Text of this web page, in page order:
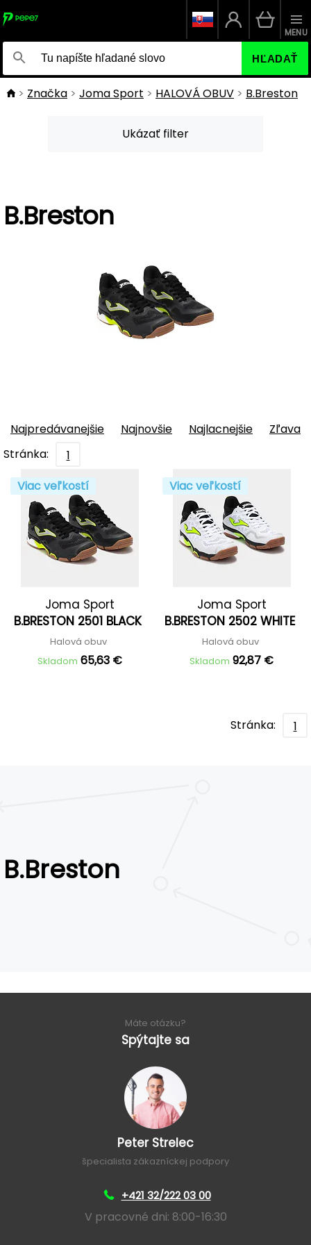
HĽADAŤ
MENU
Značka Joma Sport HALOVÁ OBUV B.Breston
Ukázať filter
B.Breston
Najpredávanejšie Najnovšie Najlacnejšie
Zľava
Stránka:
1
Viac veľkostí
Joma Sport
B.BRESTON 2501 BLACK
Halová obuv
Skladom 65,63 €
Viac veľkostí
Joma Sport
B.BRESTON 2502 WHITE
Halová obuv
Skladom 92,87 €
Stránka: 1
B.Breston
Máte otázku?
Spýtajte sa
Peter Strelec
špecialista zákazníckej podpory
+421 32/222 03 00
V pracovné dni: 8:00-16:30